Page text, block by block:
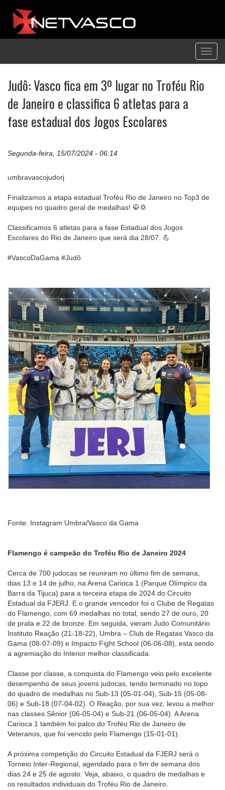
Judô: Vasco fica em 3º lugar no Troféu Rio
de Janeiro e classifica 6 atletas para a
fase estadual dos Jogos Escolares
Segunda-feira, 15/07/2024 - 06:14
umbravascojudorj
Finalizamos a etapa estadual Troféu Rio de Janeiro no Top3 de
equipes no quadro geral de medalhas! 🥋💢
Classificamos 6 atletas para a fase Estadual dos Jogos
Escolares do Rio de Janeiro que será dia 28/07. 💪
#VascoDaGama #Judô
Fonte: Instagram Umbra/Vasco da Gama
Flamengo é campeão do Troféu Rio de Janeiro 2024
Cerca de 700 judocas se reuniram no último fim de semana,
dias 13 e 14 de julho, na Arena Carioca 1 (Parque Olímpico da
Barra da Tijuca) para a terceira etapa de 2024 do Circuito
Estadual da FJERJ. E o grande vencedor foi o Clube de Regatas
do Flamengo, com 69 medalhas no total, sendo 27 de ouro, 20
de prata e 22 de bronze. Em seguida, vieram Judo Comunitário
Instituto Reação (21-18-22), Umbra – Club de Regatas Vasco da
Gama (08-07-09) e Impacto Fight School (06-06-08), esta sendo
a agremiação do Interior melhor classificada.
Classe por classe, a conquista do Flamengo veio pelo excelente
desempenho de seus jovens judocas, tendo terminado no topo
do quadro de medalhas no Sub-13 (05-01-04), Sub-15 (05-08-
06) e Sub-18 (07-04-02). O Reação, por sua vez, levou a melhor
nas classes Sênior (06-05-04) e Sub-21 (06-05-04). A Arena
Carioca 1 também foi palco do Troféu Rio de Janeiro de
Veteranos, que foi vencido pelo Flamengo (15-01-01).
A próxima competição do Circuito Estadual da FJERJ será o
Torneio Inter-Regional, agendado para o fim de semana dos
dias 24 e 25 de agosto. Veja, abaixo, o quadro de medalhas e
os resultados individuais do Troféu Rio de Janeiro.